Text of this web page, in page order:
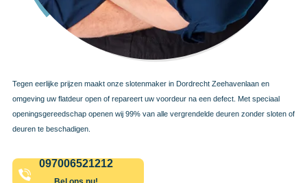
Tegen eerlijke prijzen maakt onze slotenmaker in Dordrecht Zeehavenlaan en
omgeving uw flatdeur open of repareert uw voordeur na een defect. Met speciaal
openingsgereedschap openen wij 99% van alle vergrendelde deuren zonder sloten of
deuren te beschadigen.
097006521212